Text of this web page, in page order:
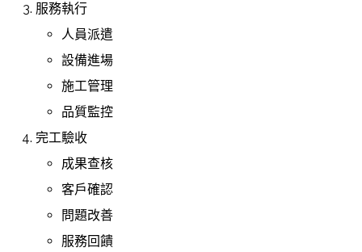
服務執行
人員派遣
設備進場
施工管理
品質監控
完工驗收
成果查核
客戶確認
問題改善
服務回饋